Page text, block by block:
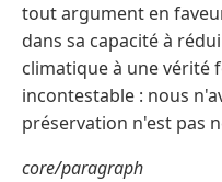
tout argument en
dans sa capacité à
climatique à une vérité
incontestable : nous
préservation n'est pas
core/paragraph